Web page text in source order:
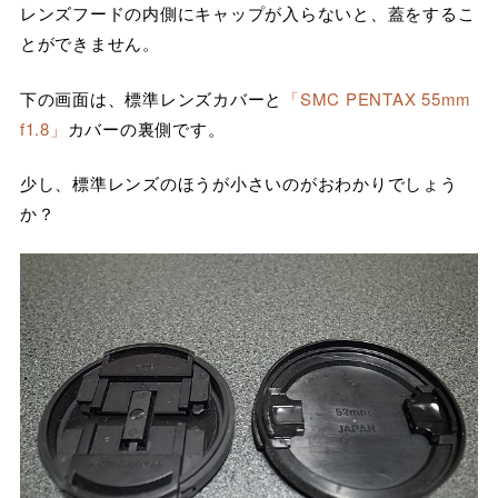
レンズフードの内側にキャップが入らないと、蓋をするこ
とができません。
下の画面は、標準レンズカバーと
「SMC PENTAX 55mm
f1.8」 カバーの裏側です。
少し、標準レンズのほうが小さいのがおわかりでしょう
か？